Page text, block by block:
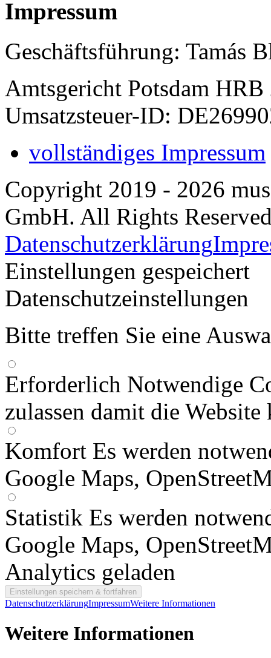
Impressum
Geschäftsführung: Tamás
Amtsgericht Potsdam HRB
Umsatzsteuer-ID:
vollständiges Impressum
Copyright 2019 - 2026
GmbH. All Rights
Datenschutzerklärung
Einstellungen gespeichert
Datenschutzeinstellungen
Bitte treffen Sie eine
Erforderlich Notwendige
zulassen damit die
Komfort Es werden
Google Maps,
Statistik Es werden
Google Maps,
Analytics geladen
DatenschutzerklärungImpressumWeitere Informationen
Weitere Informationen